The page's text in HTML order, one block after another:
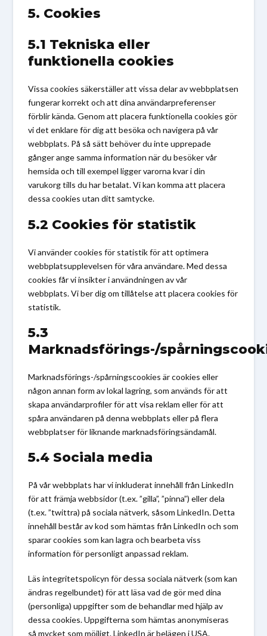
5. Cookies
5.1 Tekniska eller
funktionella cookies
Vissa cookies säkerställer att vissa delar av webbplatsen
fungerar korrekt och att dina användarpreferenser
förblir kända. Genom att placera funktionella cookies gör
vi det enklare för dig att besöka och navigera på vår
webbplats. På så sätt behöver du inte upprepade
gånger ange samma information när du besöker vår
hemsida och till exempel ligger varorna kvar i din
varukorg tills du har betalat. Vi kan komma att placera
dessa cookies utan ditt samtycke.
5.2 Cookies för statistik
Vi använder cookies för statistik för att optimera
webbplatsupplevelsen för våra användare. Med dessa
cookies får vi insikter i användningen av vår
webbplats. Vi ber dig om tillåtelse att placera cookies för
statistik.
5.3
Marknadsförings-/
Marknadsförings-/spårningscookies är cookies eller
någon annan form av lokal lagring, som används för att
skapa användarprofiler för att visa reklam eller för att
spåra användaren på denna webbplats eller på flera
webbplatser för liknande marknadsföringsändamål.
5.4 Sociala media
På vår webbplats har vi inkluderat innehåll från LinkedIn
för att främja webbsidor (t.ex. ”gilla”, ”pinna”) eller dela
(t.ex. ”twittra) på sociala nätverk, såsom LinkedIn. Detta
innehåll består av kod som hämtas från LinkedIn och som
sparar cookies som kan lagra och bearbeta viss
information för personligt anpassad reklam.
Läs integritetspolicyn för dessa sociala nätverk (som kan
ändras regelbundet) för att läsa vad de gör med dina
(personliga) uppgifter som de behandlar med hjälp av
dessa cookies. Uppgifterna som hämtas anonymiseras
så mycket som möjligt. LinkedIn är belägen i USA.